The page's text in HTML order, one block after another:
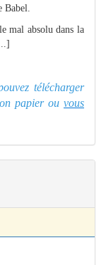
Babel.
mal absolu dans la
télécharger
papier ou vous